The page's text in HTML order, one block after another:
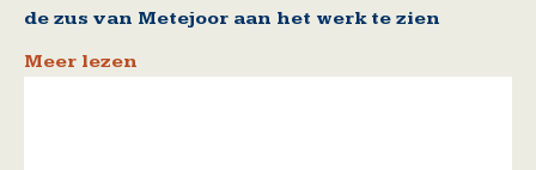
de zus van Metejoor aan het werk te zien
Meer lezen